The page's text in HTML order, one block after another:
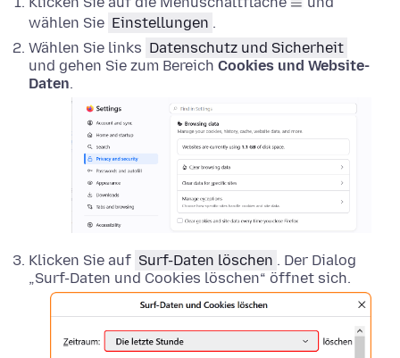
wählen Sie Einstellungen .
Wählen Sie links Datenschutz und Sicherheit
und gehen Sie zum Bereich Cookies und Website-
Daten.
Klicken Sie auf Surf-Daten löschen . Der Dialog
„Surf-Daten und Cookies löschen“ öffnet sich.